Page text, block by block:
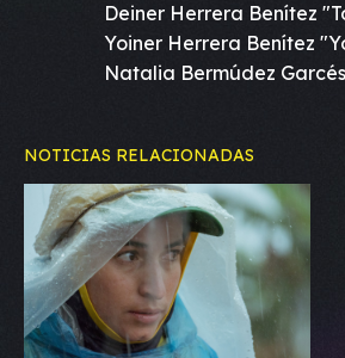
Deiner Herrera Benítez
Yoiner Herrera Benítez
Natalia Bermúdez Garcés
NOTICIAS RELACIONADAS